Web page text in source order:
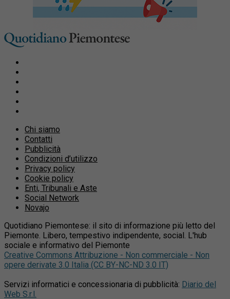
Chi siamo
Contatti
Pubblicità
Condizioni d’utilizzo
Privacy policy
Cookie policy
Enti, Tribunali e Aste
Social Network
Novajo
Quotidiano Piemontese: il sito di informazione più letto del
Piemonte. Libero, tempestivo indipendente, social. L'hub
sociale e informativo del Piemonte
Creative Commons Attribuzione - Non commerciale - Non
opere derivate 3.0 Italia (CC BY-NC-ND 3.0 IT)
Servizi informatici e concessionaria di pubblicità: Diario del
Web S.r.l.